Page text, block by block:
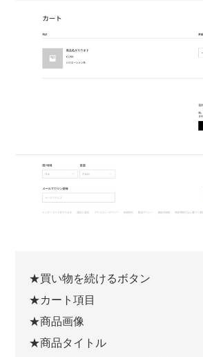
★買い物を続けるボタン
★カート項目
★商品画像
★商品タイトル